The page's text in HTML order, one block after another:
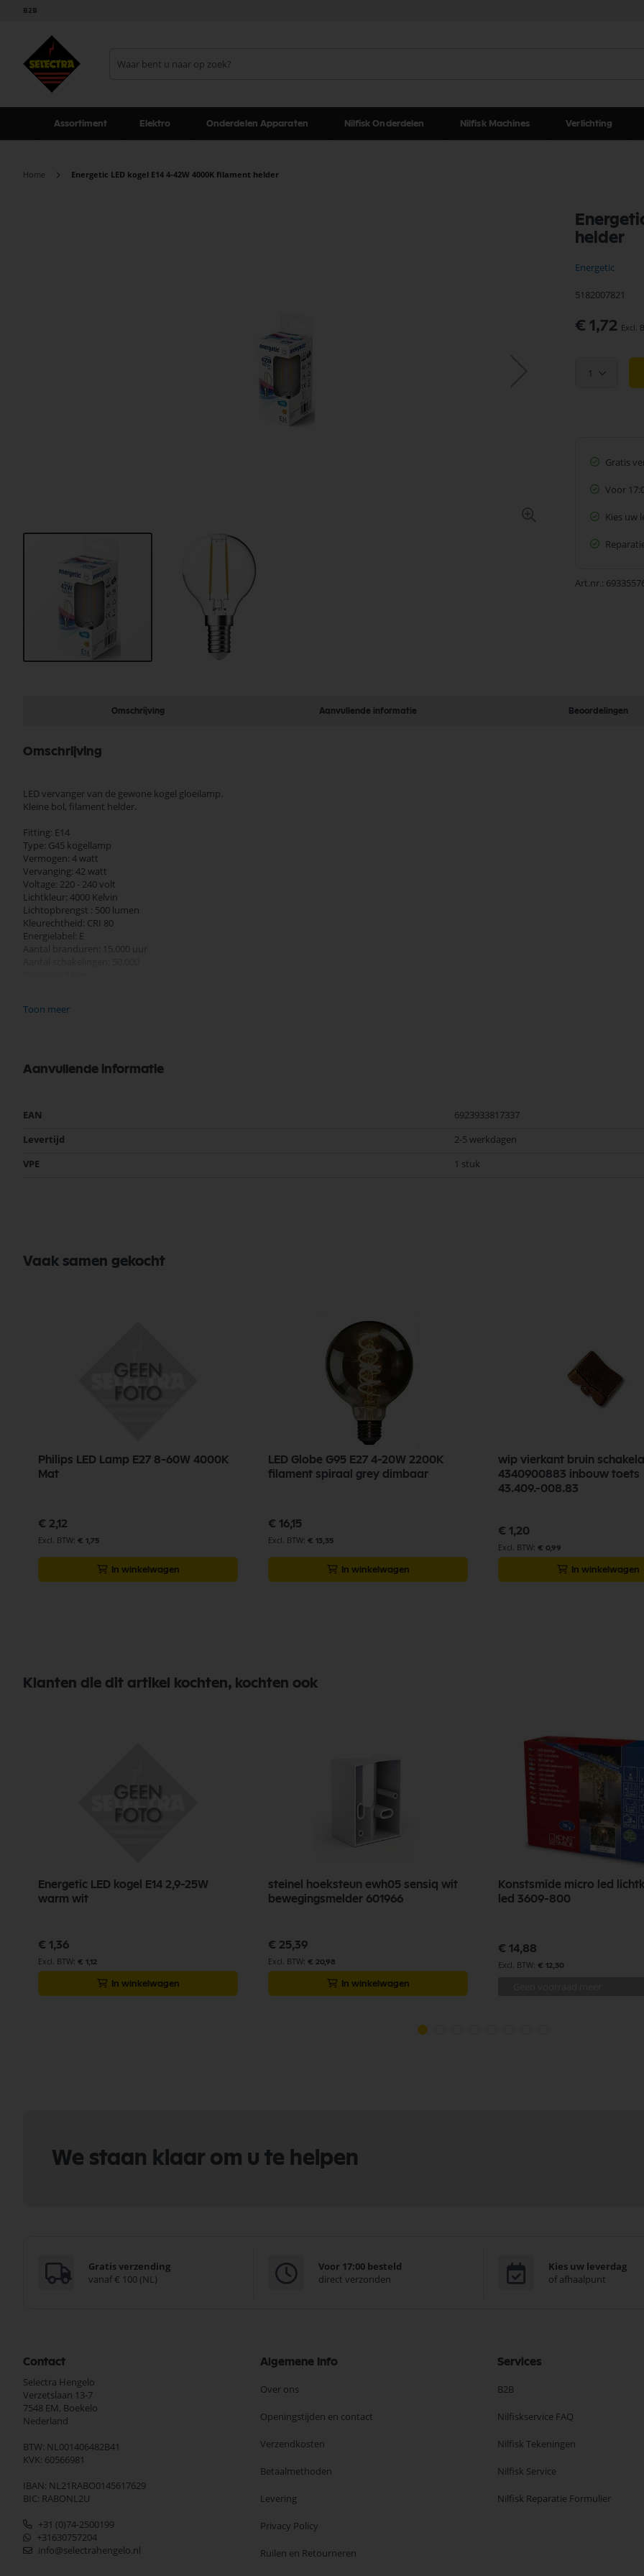
B2B
Assortiment Elektro Onderdelen Apparaten Nilfisk Onderdelen Nilfisk Machines Verlichting
Home Energetic LED kogel E14 4-42W 4000K filament helder
helder
Energetic
5182007821
€ 1,72
1
Gratis
Voor
Kies uw
Art.nr.
afbeeldingen-
gallerij
Omschrijving Aanvullende informatie Beoordelingen
Omschrijving
LED vervanger van de gewone kogel gloeilamp.
Kleine bol, filament helder.
Fitting: E14
Type: G45 kogellamp
Vermogen: 4 watt
Vervanging: 42 watt
Voltage: 220 - 240 volt
Lichtkleur: 4000 Kelvin
Lichtopbrengst : 500 lumen
Kleurechtheid: CRI 80
Energielabel: E
Aantal branduren: 15.000 uur
Hoogte 84 mm
Toon meer
Aanvullende informatie
Meer
EAN
6923933817337
Levertijd
2-5 werkdagen
VPE
1 stuk
Vaak samen gekocht
Philips LED Lamp E27 8-60W 4000K
Mat
€ 2,12
€ 1,75
In winkelwagen
LED Globe G95 E27 4-20W 2200K
filament spiraal grey dimbaar
€ 16,15
€ 13,35
In winkelwagen
wip vierkant bruin
4340900883 inbouw toets
43.409.-008.83
€ 1,20
€ 0,99
In winkelwagen
Klanten die dit artikel kochten, kochten ook
Energetic LED kogel E14 2,9-25W
warm wit
€ 1,36
€ 1,12
In winkelwagen
steinel hoeksteun ewh05 sensiq wit
bewegingsmelder 601966
€ 25,39
€ 20,98
In winkelwagen
Konstsmide micro led
led 3609-800
€ 14,88
€ 12,30
We staan klaar om u te helpen
Gratis verzending
vanaf € 100 (NL)
Voor 17:00 besteld
direct verzonden
Kies uw leverdag
of afhaalpunt
Contact
Selectra Hengelo
Verzetslaan 13-7
7548 EM, Boekelo
Nederland
BTW: NL001406482B41
KVK: 60566981
IBAN: NL21RABO0145617629
BIC: RABONL2U
+31 (0)74-2500199
+31630757204
info@selectrahengelo.nl
Algemene Info
Over ons
Openingstijden en contact
Verzendkosten
Betaalmethoden
Levering
Privacy Policy
Ruilen en Retourneren
Services
B2B
Nilfiskservice FAQ
Nilfisk Tekeningen
Nilfisk Service
Nilfisk Reparatie Formulier